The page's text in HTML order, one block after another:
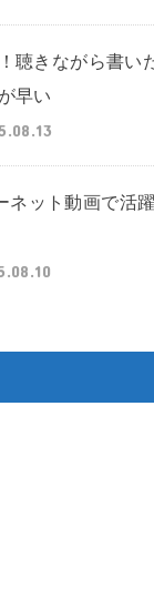
聴きながら書い
早い
ネット動画で活